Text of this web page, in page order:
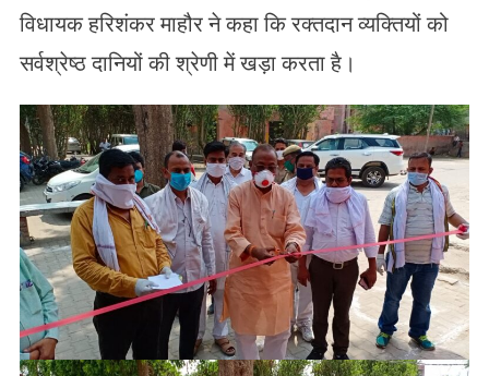
विधायक हरिशंकर माहौर ने कहा कि रक्तदान व्यक्तियों को
सर्वश्रेष्ठ दानियों की श्रेणी में खड़ा करता है।